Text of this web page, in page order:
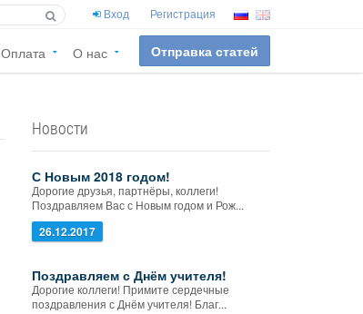
Вход Регистрация
Оплата О нас Отправка статей
Новости
С Новым 2018 годом!
Дорогие друзья, партнёры, коллеги!
Поздравляем Вас с Новым годом и Рож...
26.12.2017
Поздравляем с Днём учителя!
Дорогие коллеги! Примите сердечные
поздравления с Днём учителя! Благ...